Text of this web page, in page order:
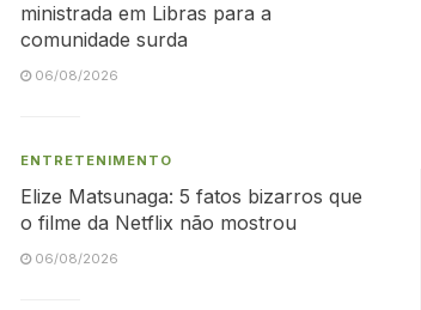
ministrada em Libras para a
comunidade surda
06/08/2026
ENTRETENIMENTO
Elize Matsunaga: 5 fatos bizarros que
o filme da Netflix não mostrou
06/08/2026